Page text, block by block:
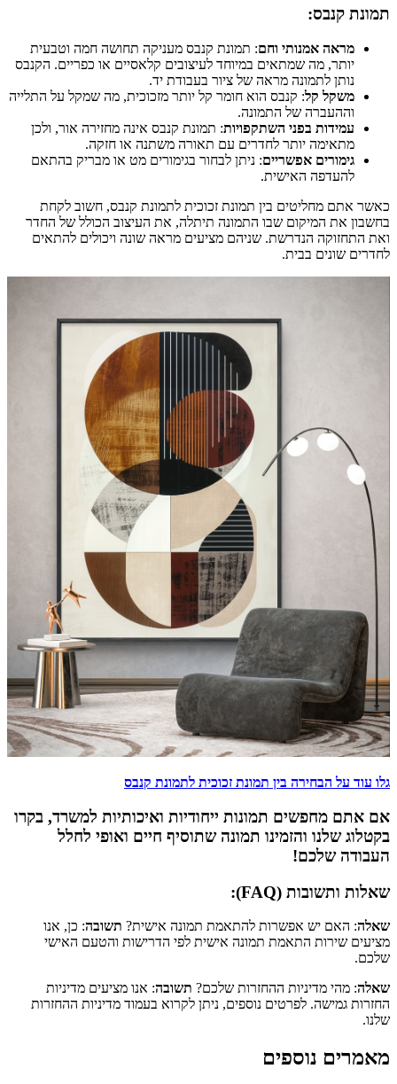
תמונת קנבס:
מראה אמנותי וחם: תמונת קנבס מעניקה תחושה חמה וטבעית
יותר, מה שמתאים במיוחד לעיצובים קלאסיים או כפריים. הקנבס
נותן לתמונה מראה של ציור בעבודת יד.
משקל קל: קנבס הוא חומר קל יותר מזכוכית, מה שמקל על התלייה
וההעברה של התמונה.
עמידות בפני השתקפויות: תמונת קנבס אינה מחזירה אור, ולכן
מתאימה יותר לחדרים עם תאורה משתנה או חזקה.
גימורים אפשריים: ניתן לבחור בגימורים מט או מבריק בהתאם
להעדפה האישית.
כאשר אתם מחליטים בין תמונת זכוכית לתמונת קנבס, חשוב לקחת
בחשבון את המיקום שבו התמונה תיתלה, את העיצוב הכולל של החדר
ואת התחזוקה הנדרשת. שניהם מציעים מראה שונה ויכולים להתאים
לחדרים שונים בבית.
גלו עוד על הבחירה בין תמונת זכוכית לתמונת קנבס
אם אתם מחפשים תמונות ייחודיות ואיכותיות למשרד, בקרו
בקטלוג שלנו והזמינו תמונה שתוסיף חיים ואופי לחלל
העבודה שלכם!
שאלות ותשובות (FAQ):
שאלה: האם יש אפשרות להתאמת תמונה אישית? תשובה: כן, אנו
מציעים שירות התאמת תמונה אישית לפי הדרישות והטעם האישי
שלכם.
שאלה: מהי מדיניות ההחזרות שלכם? תשובה: אנו מציעים מדיניות
החזרות גמישה. לפרטים נוספים, ניתן לקרוא בעמוד מדיניות ההחזרות
שלנו.
מאמרים נוספים